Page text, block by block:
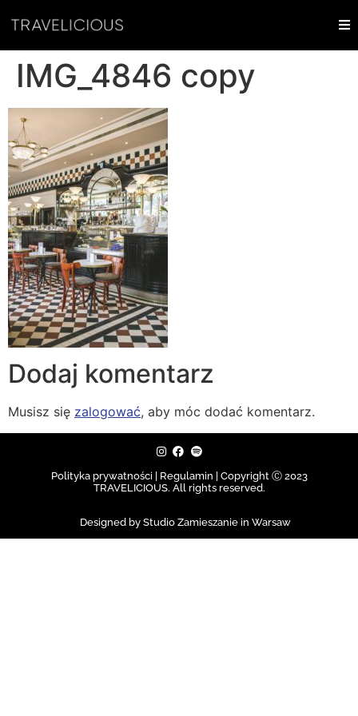
IMG_4846 copy
Dodaj komentarz
Musisz się zalogować, aby móc dodać komentarz.
Polityka prywatności | Regulamin | Copyright Ⓒ 2023
TRAVELICIOUS. All rights reserved.
Designed by Studio Zamieszanie in Warsaw